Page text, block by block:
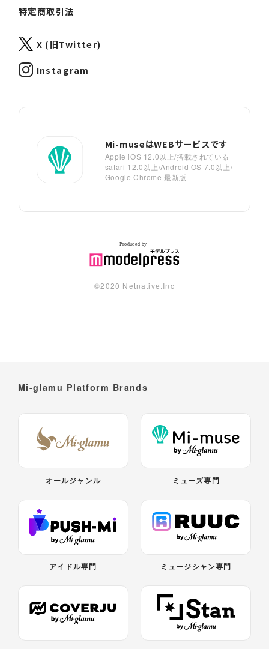
特定商取引法
X (旧Twitter)
Instagram
Mi-museはWEBサービスです
Apple iOS 12.0以上/搭載されている
safari 12.0以上/Android OS 7.0以上/
Google Chrome 最新版
©︎2020 Netnative.Inc
Mi-glamu Platform Brands
オールジャンル ミューズ専門
アイドル専門 ミュージシャン専門